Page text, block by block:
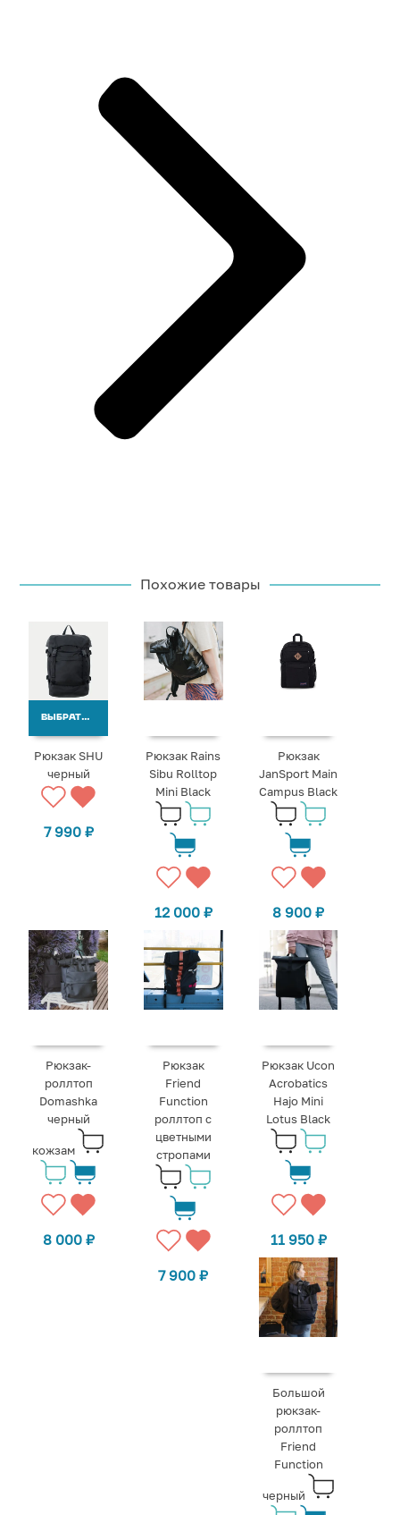
Похожие товары
ВЫБРАТЬ ВАРИАНТЫ
Рюкзак SHU
черный
7 990 ₽
Рюкзак Rains
Sibu Rolltop
Mini Black
12 000 ₽
Рюкзак
JanSport Main
Campus Black
8 900₽
Рюкзак-
роллтоп
Domashka
черный
кожзам
8 000 ₽
Рюкзак
Friend
Function
роллтоп с
цветными
стропами
7 900₽
Рюкзак Ucon
Acrobatics
Hajo Mini
Lotus Black
11 950 ₽
Большой
рюкзак-
роллтоп
Friend
Function
черный